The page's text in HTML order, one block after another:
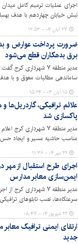
اجرای عملیات ترمیم کامل میدان
نبش خیابان چهاردهم با هدف
فضایی مناسب برای شهروندان به
می‌شود.
۲۷ آبان ۰۴ - ۱۲:۵۳
ضرورت پرداخت عوارض و
برق بدهکاران قطع می‌شود
مدیر منطقه ۷ شهرداری
ساماندهی مطالبات معوق و با
شهروندان، برق املاک و واحدهای
پرداخت بدهی و عوارض شهرداری
شد.
۱۵ آبان ۰۴ - ۱۵:۲۴
پاکسازی شد
مدیر منطقه ۷ شهرداری
مناسب حاشیه مسیر و ایجاد حس
شهروندان، طرح شستشوی علایم
جداول در منطقه به اجرا درآمد.
۲۲ مهر ۰۴ - ۱۱:۳۶
ایمن‌سازی معابر مدارس
مدیر منطقه ۷ شهرداری
سرعتکاه‌ها، نصب تابلوهای
به مدارس در قالب «طرح استقبال
کرد: این اقدامات با هدف ایجاد
دانش‌آموزان انجام شده است.
۲۲ شهریور ۰۴ - ۰۸:۴۷
جدید